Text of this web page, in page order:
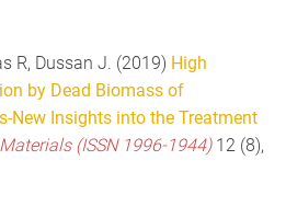
R, Dussan J. (2019) High
by Dead Biomass of
New Insights into the Treatment
Materials (ISSN 1996-1944)12 (8),